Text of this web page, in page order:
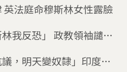
英法庭命穆斯林女性露臉
」 政教領袖譴責
議，明天變奴隸」印度